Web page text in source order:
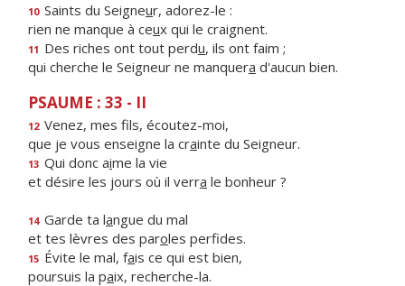
10 Saints du Seigneur, adorez-le :
rien ne manque à ceux qui le craignent.
11 Des riches ont tout perdu, ils ont faim ;
qui cherche le Seigneur ne manquera d'aucun bien.
PSAUME : 33 - II
12 Venez, mes fls, écoutez-moi,
que je vous enseigne la crainte du Seigneur.
13 Qui donc aime la vie
et désire les jours où il verra le bonheur ?
14 Garde ta langue du mal
et tes lèvres des paroles perfides.
15 Évite le mal, fais ce qui est bien,
poursuis la paix, recherche-la.